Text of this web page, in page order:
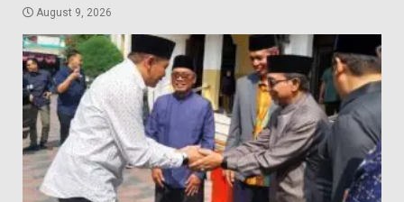
August 9, 2026